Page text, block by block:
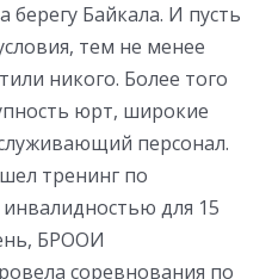
берегу Байкала. И пусть
тем не менее
никого. Более того
юрт, широкие
персонал.
тренинг по
для 15
БРООИ
соревнования по